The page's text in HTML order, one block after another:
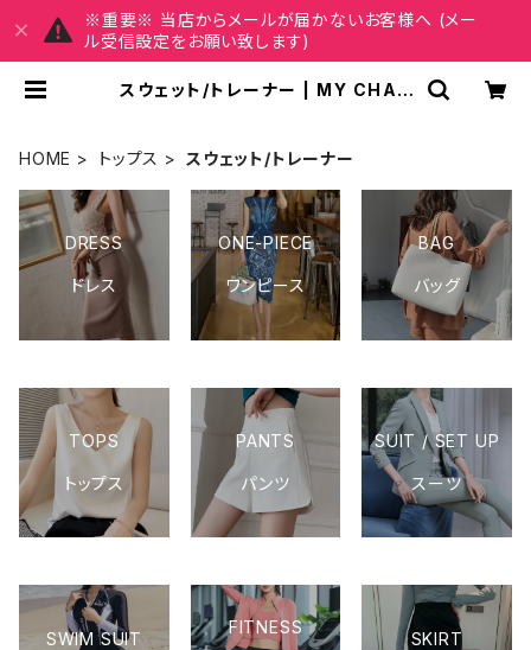
※重要※ 当店からメールが届かないお客様へ (メー
ル受信設定をお願い致します)
スウェット/トレーナー | MY CHAR
HOME
トップス スウェット/トレーナー
DRESS
ドレス
ONE-PIECE
ワンピース
BAG
バッグ
TOPS
トップス
PANTS
パンツ
SUIT / SET UP
スーツ
SWIM SUIT
FITNESS
SKIRT